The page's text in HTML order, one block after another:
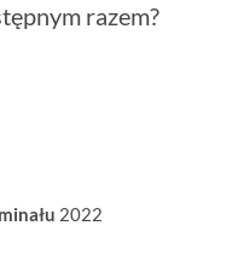
razem?
2022